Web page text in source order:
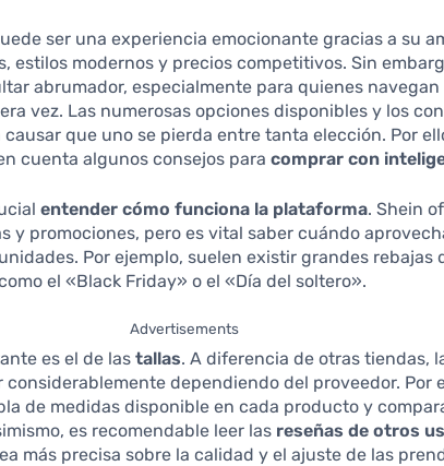
ser una experiencia emocionante gracias a su
estilos modernos y precios competitivos. Sin
abrumador, especialmente para quienes navegan
vez. Las numerosas opciones disponibles y los
que uno se pierda entre tanta elección. Por
cuenta algunos consejos paracomprar con
entender cómo funciona la plataforma. Shein
y promociones, pero es vital saber cuándo
Por ejemplo, suelen existir grandes rebajas
el «Black Friday» o el «Día del soltero».
Advertisements
es el de lastallas. A diferencia de otras tiendas,
dependiendo del proveedor. Por
de medidas disponible en cada producto y
es recomendable leer las reseñas de otros
más precisa sobre la calidad y el ajuste de las